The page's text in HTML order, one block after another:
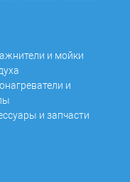
и мойки
и
и запчасти